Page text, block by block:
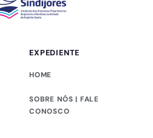
EXPEDIENTE
HOME
SOBRE NÓS | FALE
CONOSCO